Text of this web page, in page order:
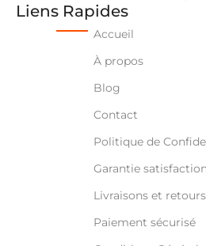
Liens Rapides
Accueil
À propos
Blog
Contact
Politique de
Garantie satisfaction
Livraisons et retours
Paiement sécurisé